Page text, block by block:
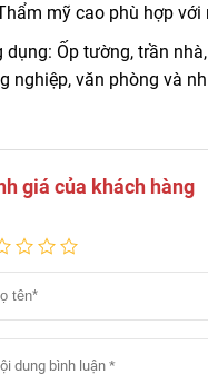
mỹ cao phù hợp với
dụng: Ốp tường, trần
nghiệp, văn phòng và
giá của khách hàng